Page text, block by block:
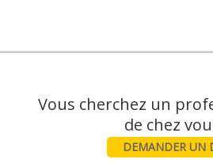
Vous cherchez un
DEMANDER UN